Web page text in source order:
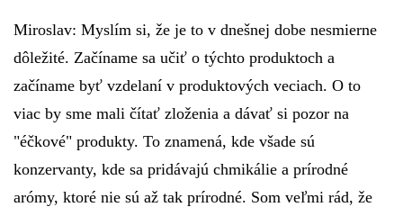
Miroslav: Myslím si, že je to v dnešnej dobe nesmierne
dôležité. Začíname sa učiť o týchto produktoch a
začíname byť vzdelaní v produktových veciach. O to
viac by sme mali čítať zloženia a dávať si pozor na
"éčkové" produkty. To znamená, kde všade sú
konzervanty, kde sa pridávajú chmikálie a prírodné
arómy, ktoré nie sú až tak prírodné. Som veľmi rád, že